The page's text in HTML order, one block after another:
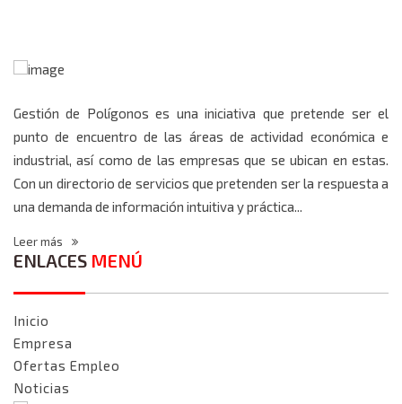
Gestión de Polígonos es una iniciativa que pretende ser el
punto de encuentro de las áreas de actividad económica e
industrial, así como de las empresas que se ubican en estas.
Con un directorio de servicios que pretenden ser la respuesta a
una demanda de información intuitiva y práctica...
Leer más
ENLACES MENÚ
Inicio
Empresa
Ofertas Empleo
Noticias